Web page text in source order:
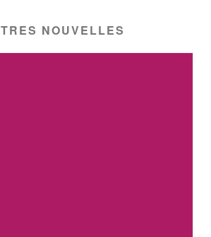
NOUVELLES